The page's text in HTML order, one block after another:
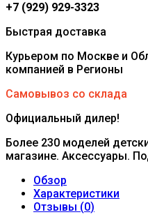
+7 (929) 929-3323
Быстрая доставка
Курьером по Москве и
компанией в Регионы
Самовывоз со склада
Официальный дилер!
Более 230 моделей
магазине. Аксессуары.
Обзор
Характеристики
Отзывы (0)